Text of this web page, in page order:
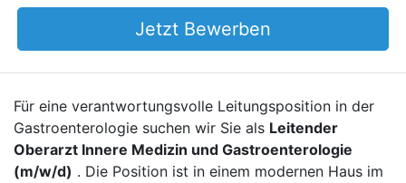
Jetzt Bewerben
Für eine verantwortungsvolle Leitungsposition in der
Gastroenterologie suchen wir Sie als Leitender
Oberarzt Innere Medizin und Gastroenterologie
(m/w/d) . Die Position ist in einem modernen Haus im